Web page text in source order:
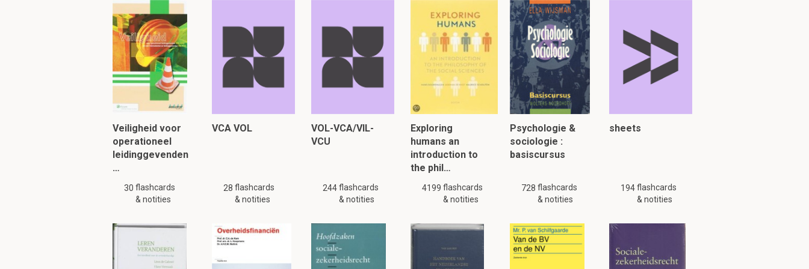
1.4 Arbo-ondersteuning
Dit is een preview. Er zijn 2 andere flashcards beschikbaar voor hoofdstuk 1.4
Laat hier meer flashcards zien
Wie moet je aannemen voor het begeleiden van zieke werknemers, uitvoeren PMO en
aanstellingskeuringen
Een bedrijfsarts, deze kan via een externe arbodienst worden ingehuurd.
Wanneer kom je in aanmerking voor GPO (gericht periodiek onderzoek):
Bij risicovol werk, zoals asbest,zandsteen,chemisch etc.
Om verder te lezen, klik hier:
Veiligheid voor
operationeel
leidinggevenden
…
30 flashcards
& notities
VCA VOL
28 flashcards
& notities
VOL-VCA/VIL-
VCU
244flashcards
& notities
Exploring
humans an
introduction to
the phil…
4199 flashcards
& notities
Psychologie &
sociologie :
basiscursus
728 flashcards
& notities
sheets
194flashcards
& notities